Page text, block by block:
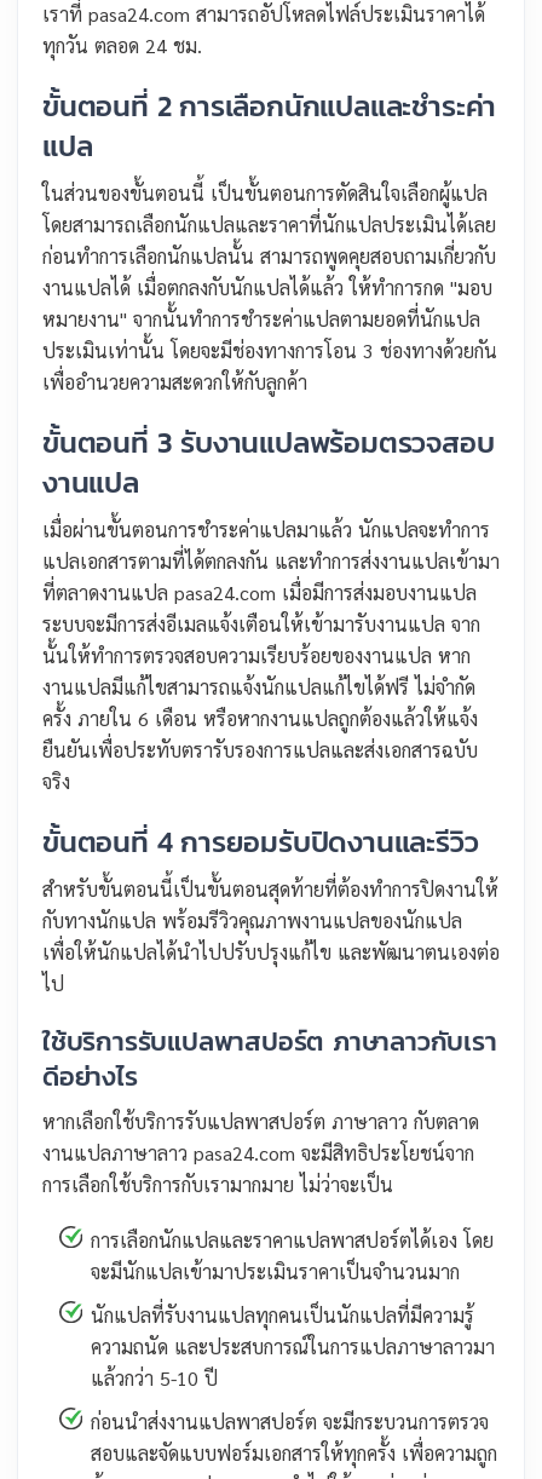
เราที่ pasa24.com สามารถอัปโหลดไฟล์ประเมินราคาได้
ทุกวัน ตลอด 24 ชม.
ขั้นตอนที่ 2 การเลือกนักแปลและชำระค่า
แปล
ในส่วนของขั้นตอนนี้ เป็นขั้นตอนการตัดสินใจเลือกผู้แปล
โดยสามารถเลือกนักแปลและราคาที่นักแปลประเมินได้เลย
ก่อนทำการเลือกนักแปลนั้น สามารถพูดคุยสอบถามเกี่ยวกับ
งานแปลได้ เมื่อตกลงกับนักแปลได้แล้ว ให้ทำการกด "มอบ
หมายงาน" จากนั้นทำการชำระค่าแปลตามยอดที่นักแปล
ประเมินเท่านั้น โดยจะมีช่องทางการโอน 3 ช่องทางด้วยกัน
เพื่ออำนวยความสะดวกให้กับลูกค้า
ขั้นตอนที่ 3 รับงานแปลพร้อมตรวจสอบ
งานแปล
เมื่อผ่านขั้นตอนการชำระค่าแปลมาแล้ว นักแปลจะทำการ
แปลเอกสารตามที่ได้ตกลงกัน และทำการส่งงานแปลเข้ามา
ที่ตลาดงานแปล pasa24.com เมื่อมีการส่งมอบงานแปล
ระบบจะมีการส่งอีเมลแจ้งเตือนให้เข้ามารับงานแปล จาก
นั้นให้ทำการตรวจสอบความเรียบร้อยของงานแปล หาก
งานแปลมีแก้ไขสามารถแจ้งนักแปลแก้ไขได้ฟรี ไม่จำกัด
ครั้ง ภายใน 6 เดือน หรือหากงานแปลถูกต้องแล้วให้แจ้ง
ยืนยันเพื่อประทับตรารับรองการแปลและส่งเอกสารฉบับ
จริง
ขั้นตอนที่ 4 การยอมรับปิดงานและรีวิว
สำหรับขั้นตอนนี้เป็นขั้นตอนสุดท้ายที่ต้องทำการปิดงานให้
กับทางนักแปล พร้อมรีวิวคุณภาพงานแปลของนักแปล
เพื่อให้นักแปลได้นำไปปรับปรุงแก้ไข และพัฒนาตนเองต่อ
ไป
ใช้บริการรับแปลพาสปอร์ต ภาษาลาวกับเรา
ดีอย่างไร
หากเลือกใช้บริการรับแปลพาสปอร์ต ภาษาลาว กับตลาด
งานแปลภาษาลาว pasa24.com จะมีสิทธิประโยชน์จาก
การเลือกใช้บริการกับเรามากมาย ไม่ว่าจะเป็น
การเลือกนักแปลและราคาแปลพาสปอร์ตได้เอง โดย
จะมีนักแปลเข้ามาประเมินราคาเป็นจำนวนมาก
นักแปลที่รับงานแปลทุกคนเป็นนักแปลที่มีความรู้
ความถนัด และประสบการณ์ในการแปลภาษาลาวมา
แล้วกว่า 5-10 ปี
ก่อนนำส่งงานแปลพาสปอร์ต จะมีกระบวนการตรวจ
สอบและจัดแบบฟอร์มเอกสารให้ทุกครั้ง เพื่อความถูก